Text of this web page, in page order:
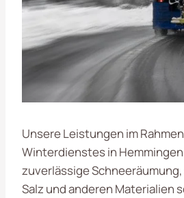
Unsere Leistungen im
Winterdienstes in
zuverlässige
Salz und anderen Materialien